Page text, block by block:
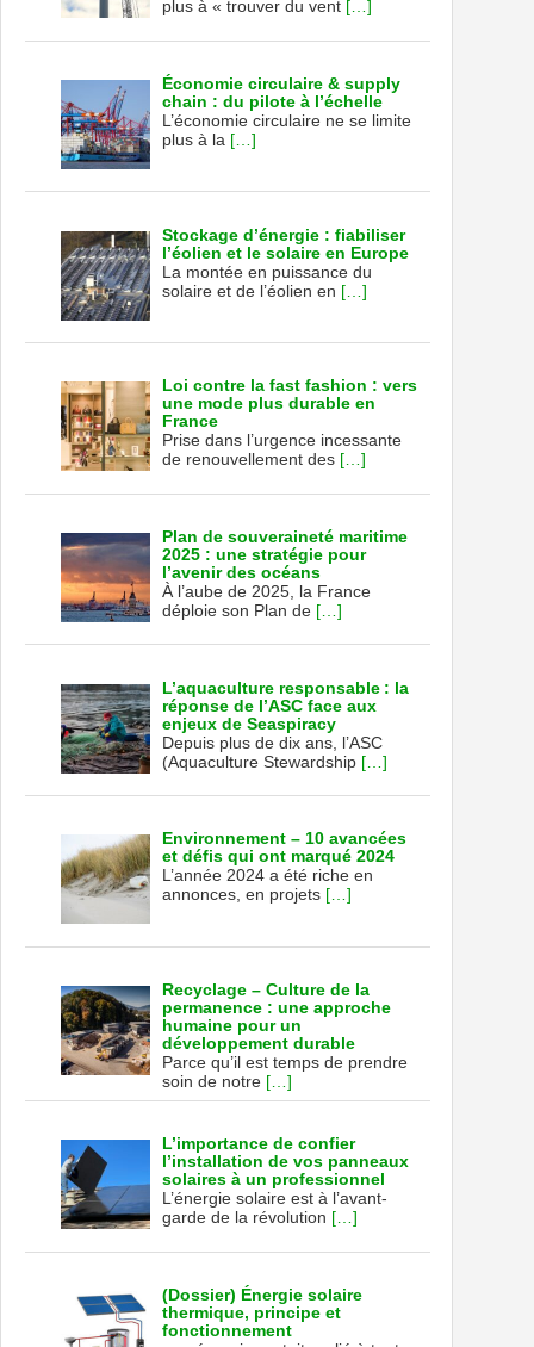
plus à « trouver du vent […]
Économie circulaire & supply
chain : du pilote à l’échelle
L’économie circulaire ne se limite
plus à la […]
Stockage d’énergie : fiabiliser
l’éolien et le solaire en Europe
La montée en puissance du
solaire et de l’éolien en […]
Loi contre la fast fashion : vers
une mode plus durable en
France
Prise dans l’urgence incessante
de renouvellement des […]
Plan de souveraineté maritime
2025 : une stratégie pour
l’avenir des océans
À l’aube de 2025, la France
déploie son Plan de […]
L’aquaculture responsable : la
réponse de l’ASC face aux
enjeux de Seaspiracy
Depuis plus de dix ans, l’ASC
(Aquaculture Stewardship […]
Environnement – 10 avancées
et défis qui ont marqué 2024
L’année 2024 a été riche en
annonces, en projets […]
Recyclage – Culture de la
permanence : une approche
humaine pour un
développement durable
Parce qu’il est temps de prendre
soin de notre […]
L’importance de confier
l’installation de vos panneaux
solaires à un professionnel
L’énergie solaire est à l’avant-
garde de la révolution […]
(Dossier) Énergie solaire
thermique, principe et
fonctionnement